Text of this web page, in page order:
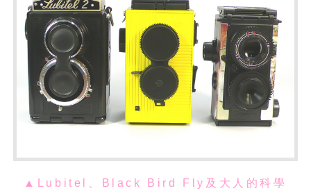
▲Lubitel、Black Bird Fly及大人的科學